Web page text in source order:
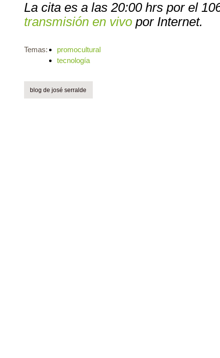
La cita es a las 20:00 hrs por el
transmisión en vivo por Internet.
Temas:
promocultural
tecnología
blog de josé serralde